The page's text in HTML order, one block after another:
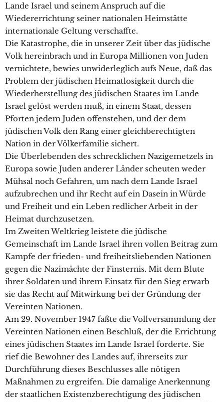
Lande Israel und seinem Anspruch auf die
Wiedererrichtung seiner nationalen Heimstätte
internationale Geltung verschaffte.
Die Katastrophe, die in unserer Zeit über das jüdische
Volk hereinbrach und in Europa Millionen von Juden
vernichtete, bewies unwiderleglich aufs Neue, daß das
Problem der jüdischen Heimatlosigkeit durch die
Wiederherstellung des jüdischen Staates im Lande
Israel gelöst werden muß, in einem Staat, dessen
Pforten jedem Juden offenstehen, und der dem
jüdischen Volk den Rang einer gleichberechtigten
Nation in der Völkerfamilie sichert.
Die Überlebenden des schrecklichen Nazigemetzels in
Europa sowie Juden anderer Länder scheuten weder
Mühsal noch Gefahren, um nach dem Lande Israel
aufzubrechen und ihr Recht auf ein Dasein in Würde
und Freiheit und ein Leben redlicher Arbeit in der
Heimat durchzusetzen.
Im Zweiten Weltkrieg leistete die jüdische
Gemeinschaft im Lande Israel ihren vollen Beitrag zum
Kampfe der frieden- und freiheitsliebenden Nationen
gegen die Nazimächte der Finsternis. Mit dem Blute
ihrer Soldaten und ihrem Einsatz für den Sieg erwarb
sie das Recht auf Mitwirkung bei der Gründung der
Vereinten Nationen.
Am 29. November 1947 faßte die Vollversammlung der
Vereinten Nationen einen Beschluß, der die Errichtung
eines jüdischen Staates im Lande Israel forderte. Sie
rief die Bewohner des Landes auf, ihrerseits zur
Durchführung dieses Beschlusses alle nötigen
Maßnahmen zu ergreifen. Die damalige Anerkennung
der staatlichen Existenzberechtigung des jüdischen